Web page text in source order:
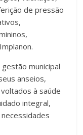
de pressão
municipal
anseios,
à saúde
integral,